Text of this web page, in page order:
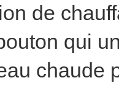
de
qui
chaude